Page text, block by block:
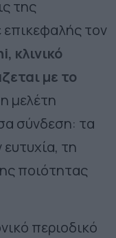
της
τον
κλινικό
με το
η μελέτη
σύνδεση: τα
τη
ποιότητας
περιοδικό